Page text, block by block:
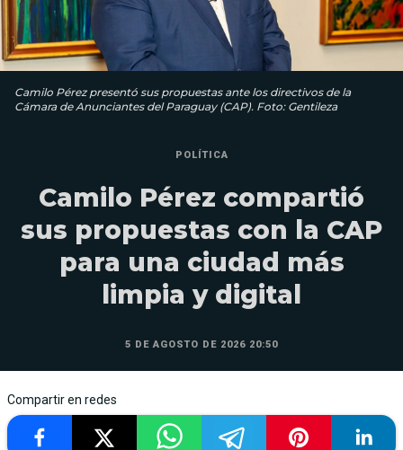
Camilo Pérez presentó sus propuestas ante los directivos de la
Cámara de Anunciantes del Paraguay (CAP). Foto: Gentileza
POLÍTICA
Camilo Pérez compartió
sus propuestas con la CAP
para una ciudad más
limpia y digital
5 DE AGOSTO DE 2026 20:50
Compartir en redes